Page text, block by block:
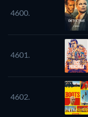
4600.
4601.
4602.